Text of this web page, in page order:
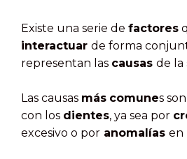
Existe una serie de factores
interactuar de forma
representan las causas de la
Las causas más comunes
con los dientes, ya sea por
excesivo o por anomalías en